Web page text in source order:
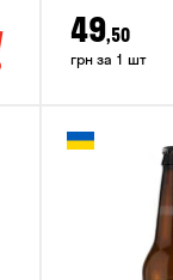
49,50
грн за 1 шт